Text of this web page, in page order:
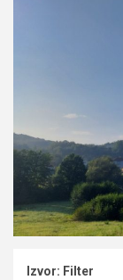
Izvor: Filter